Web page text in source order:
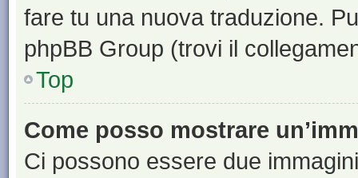
fare tu una nuova traduzione.
phpBB Group (trovi il
Top
Come posso mostrare
Ci possono essere due